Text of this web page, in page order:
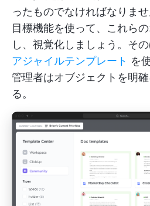
ったものでなければなりま
目標機能を使って、これら
し、視覚化しましょう。そ
アジャイルテンプレート を
管理者はオブジェクトを明
る。